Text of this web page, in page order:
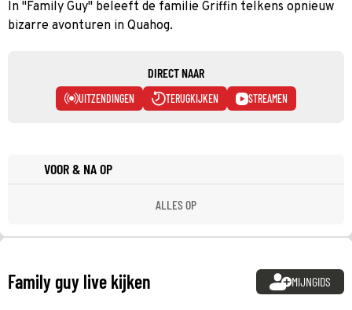
In "Family Guy" beleeft de familie Griffin telkens opnieuw
bizarre avonturen in Quahog.
DIRECT NAAR
UITZENDINGEN TERUGKIJKEN STREAMEN
VOOR & NA OP
ALLES OP
Family guy live kijken MIJNGIDS